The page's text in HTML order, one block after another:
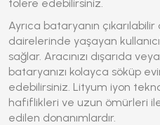
tolere edebilirsiniz.
Ayrıca bataryanın
dairelerinde yaşayan
sağlar. Aracınızı dışarıda
bataryanızı kolayca söküp
edebilirsiniz. Lityum iyon
hafiflikleri ve uzun ömürleri
edilen donanımlardır.